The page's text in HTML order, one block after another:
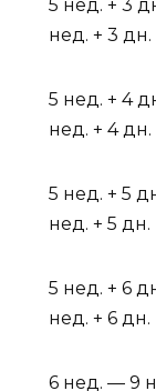
5 нед. + 3
нед. + 3 дн.
5 нед. + 4
нед. + 4 дн.
5 нед. + 5
нед. + 5 дн.
5 нед. + 6
нед. + 6 дн.
6 нед. — 9